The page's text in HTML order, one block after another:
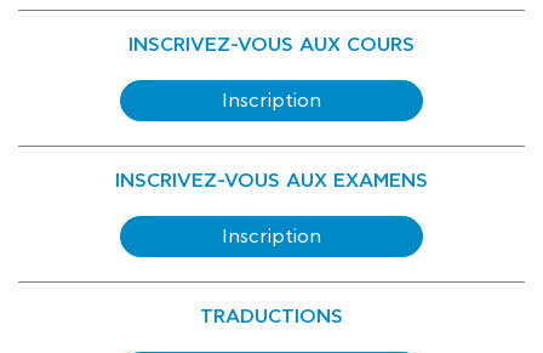
INSCRIVEZ-VOUS AUX COURS
Inscription
INSCRIVEZ-VOUS AUX EXAMENS
Inscription
TRADUCTIONS